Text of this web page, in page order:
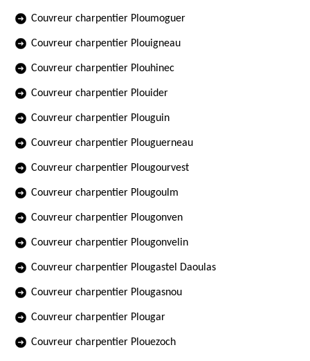
Couvreur charpentier Ploumoguer
Couvreur charpentier Plouigneau
Couvreur charpentier Plouhinec
Couvreur charpentier Plouider
Couvreur charpentier Plouguin
Couvreur charpentier Plouguerneau
Couvreur charpentier Plougourvest
Couvreur charpentier Plougoulm
Couvreur charpentier Plougonven
Couvreur charpentier Plougonvelin
Couvreur charpentier Plougastel Daoulas
Couvreur charpentier Plougasnou
Couvreur charpentier Plougar
Couvreur charpentier Plouezoch